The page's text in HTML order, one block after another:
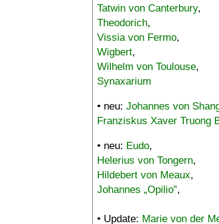
Tatwin von Canterbury,
Theodorich,
Vissia von Fermo,
Wigbert,
Wilhelm von Toulouse,
Synaxarium
• neu: Johannes von
Franziskus Xaver Truong
• neu: Eudo,
Helerius von Tongern,
Hildebert von Meaux,
Johannes „Opilio”,
• Update: Marie von der